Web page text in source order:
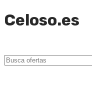
Celoso.es